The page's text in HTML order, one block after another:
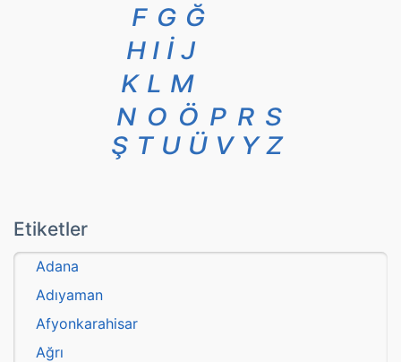
F G Ğ
H I İ J
K L M
N O Ö P R S
Ş T U Ü V Y Z
Etiketler
Adana
Adıyaman
Afyonkarahisar
Ağrı